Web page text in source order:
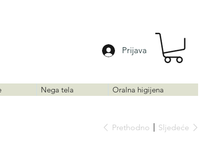
Nega tela Oralna higijena
Prijava
Prethodno Sljedeće